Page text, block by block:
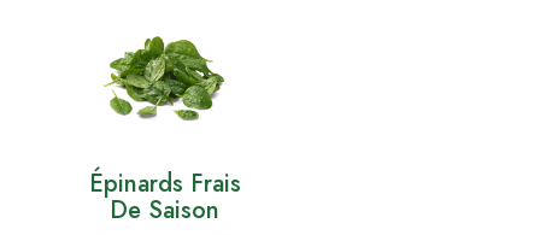
Épinards Frais
De Saison